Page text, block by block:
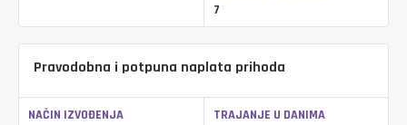
7
Pravodobna i potpuna naplata prihoda
NAČIN IZVOĐENJA TRAJANJE U DANIMA